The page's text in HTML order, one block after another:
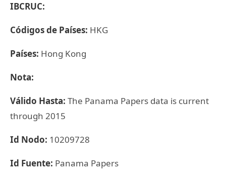
IBCRUC:
Códigos de Países: HKG
Países: Hong Kong
Nota:
Válido Hasta: The Panama Papers data is current
through 2015
Id Nodo: 10209728
Id Fuente: Panama Papers